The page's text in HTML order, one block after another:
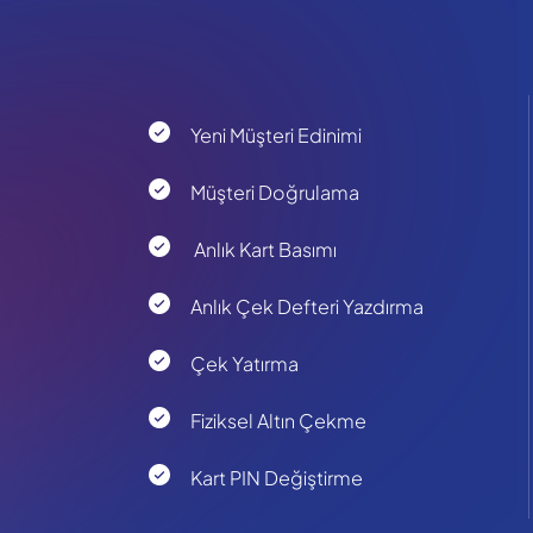
Yeni Müşteri Edinimi
Müşteri Doğrulama
Anlık Kart Basımı
Anlık Çek Defteri Yazdırma
Çek Yatırma
Fiziksel Altın Çekme
Kart PIN Değiştirme